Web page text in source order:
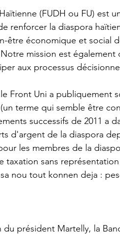
(FUDH ou FU) est
renforcer la diaspora
être économique et social
mission est
aux processus
Front Uni a publiquement
terme qui semble être
successifs de 2011 a
d'argent de la diaspora
les membres de la
taxation sans
nou tout konnen deja :
du président Martelly, la